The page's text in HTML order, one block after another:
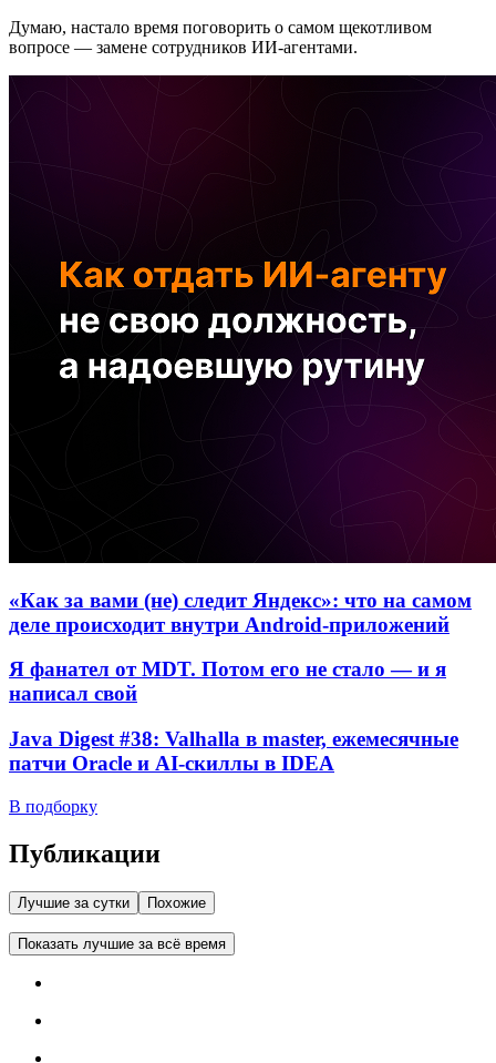
Думаю, настало время поговорить о самом щекотливом
вопросе — замене сотрудников ИИ-агентами.
«Как за вами (не) следит Яндекс»: что на самом
деле происходит внутри Android-приложений
Я фанател от MDT. Потом его не стало — и я
написал свой
Java Digest #38: Valhalla в master, ежемесячные
патчи Oracle и AI-скиллы в IDEA
В подборку
Публикации
Лучшие за сутки Похожие
Показать лучшие за всё время